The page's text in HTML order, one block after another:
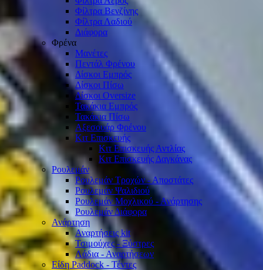
Φίλτρα Βενζίνης
Φίλτρα Λαδιού
Διάφορα
Φρένα
Μανέτες
Πεντάλ Φρένου
Δίσκοι Εμπρός
Δίσκοι Πίσω
Δίσκοι Oversize
Τακάκια Εμπρός
Τακάκια Πίσω
Αξεσουάρ Φρένου
Κιτ Επισκευής
Κιτ Επισκευής Αντλίας
Κιτ Επισκευής Δαγκάνας
Ρουλεμάν
Ρουλεμάν Τροχών - Αποστάτες
Ρουλεμάν Ψαλιδιού
Ρουλεμάν Μοχλικού - Ανάρτησης
Ρουλεμάν Διάφορα
Ανάρτηση
Αναρτήσεις kit
Τσιμούχες - Ξύστρες
Λάδια - Αναρτήσεων
Είδη Paddock - Τέντες